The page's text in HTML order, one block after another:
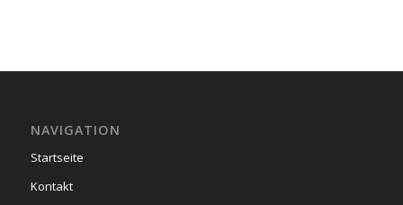
NAVIGATION
Startseite
Kontakt